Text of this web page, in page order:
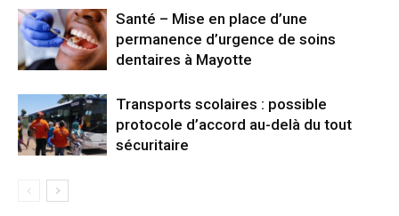
Santé – Mise en place d’une
permanence d’urgence de soins
dentaires à Mayotte
Transports scolaires : possible
protocole d’accord au-delà du tout
sécuritaire